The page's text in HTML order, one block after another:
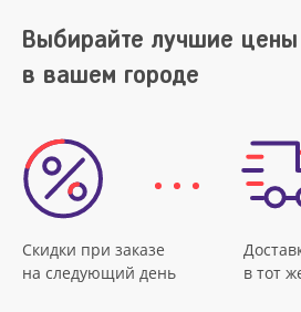
Выбирайте лучшие цены
в вашем городе
Скидки при заказе
на следующий день
в тот